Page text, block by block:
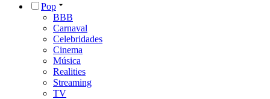
Pop
BBB
Carnaval
Celebridades
Cinema
Música
Realities
Streaming
TV